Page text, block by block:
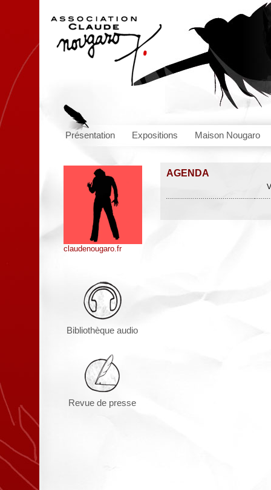
Présentation Expositions Maison Nougaro
claudenougaro.fr
Bibliothèque audio
Revue de presse
AGENDA